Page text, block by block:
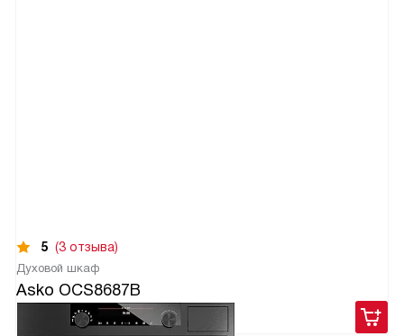
5 (3 отзыва)
Духовой шкаф
Asko OCS8687B
264 900руб.